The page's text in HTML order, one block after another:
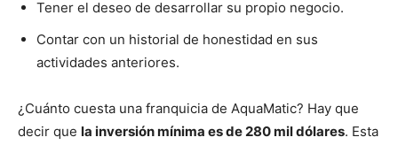
Tener el deseo de desarrollar su propio negocio.
Contar con un historial de honestidad en sus
actividades anteriores.
¿Cuánto cuesta una franquicia de AquaMatic? Hay que
decir que la inversión mínima es de 280 mil dólares. Esta